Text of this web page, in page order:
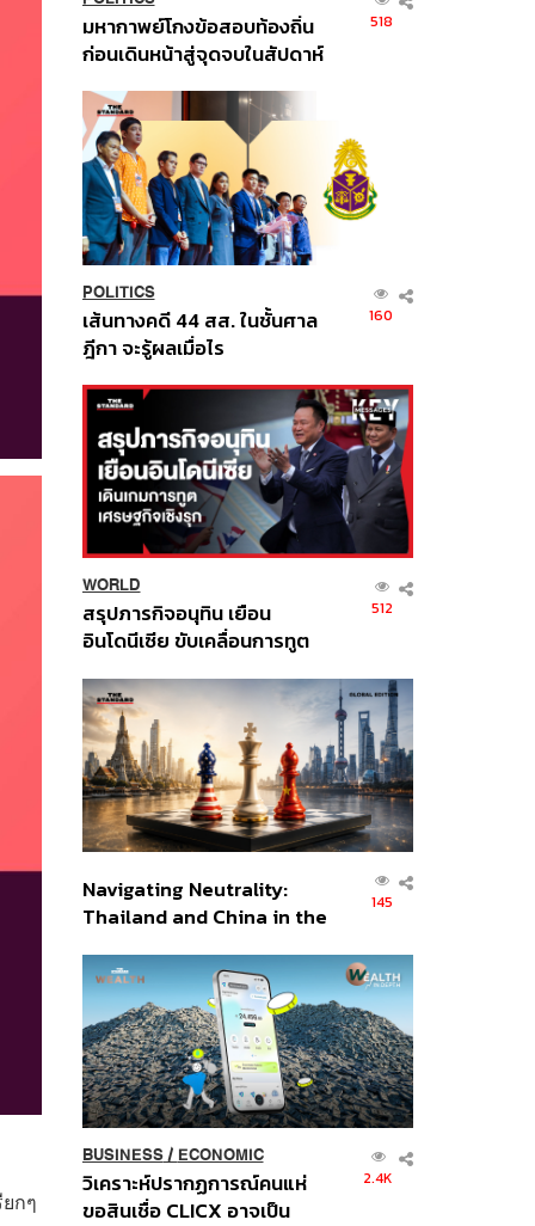
กๆ
มหากาพย์โกงข้อสอบท้องถิ่น
ก่อนเดินหน้าสู่จุดจบในสัปดาห์
518
POLITICS
เส้นทางคดี 44 สส. ในชั้นศาล
ฎีกา จะรู้ผลเมื่อไร
160
WORLD
สรุปภารกิจอนุทิน เยือน
อินโดนีเซีย ขับเคลื่อนการทูต
ส่วนยุทธศาสตร์ไทย –
อินโดนีเซีย
512
Navigating Neutrality:
Thailand and China in the
Order
145
BUSINESS/ ECONOMIC
วิเคราะห์ปรากฏการณ์คนแห่
ขอสินเชื่อ CLICX อาจเป็น
2.4K